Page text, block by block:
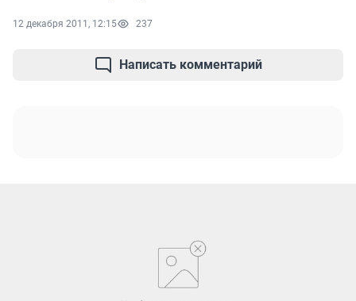
12 декабря 2011, 12:15 237
Написать комментарий